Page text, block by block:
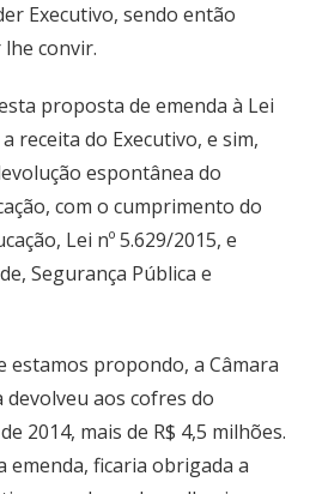
Executivo, sendo então
convir.
proposta de emenda à Lei
receita do Executivo, e sim,
espontânea do
com o cumprimento do
Lei nº 5.629/2015, e
Segurança Pública e
estamos propondo, a Câmara
devolveu aos cofres do
2014, mais de R$ 4,5 milhões.
emenda, ficaria obrigada a